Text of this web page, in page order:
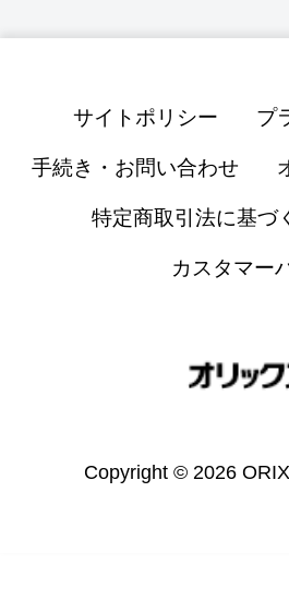
サイトポリシー プ
手続き・お問い合わせ
特定商取引法に基づ
カスタマー
Copyright © 2026